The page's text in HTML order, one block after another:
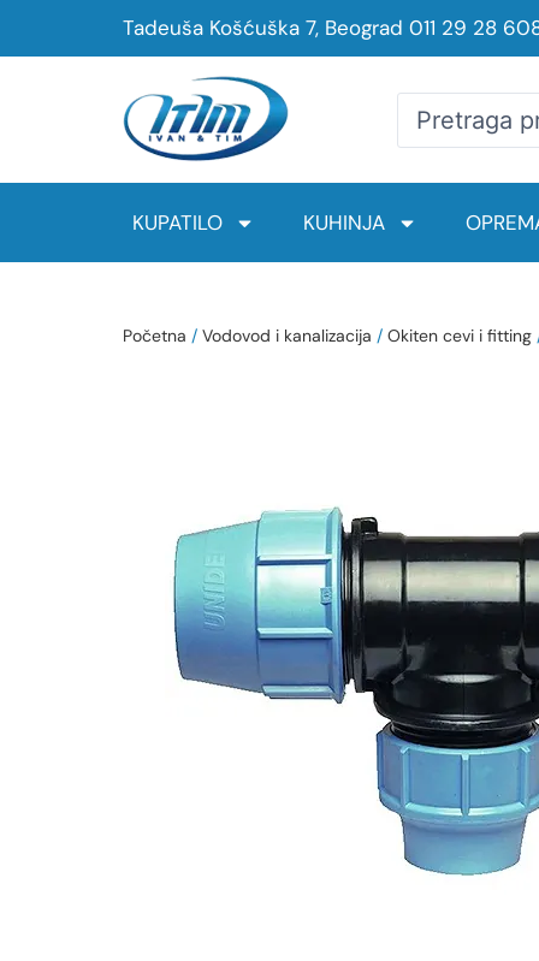
Tadeuša Košćuška 7, Beograd 011 29 28
KUPATILO KUHINJA
Početna / Vodovod i kanalizacija / Okiten cevi i fitting